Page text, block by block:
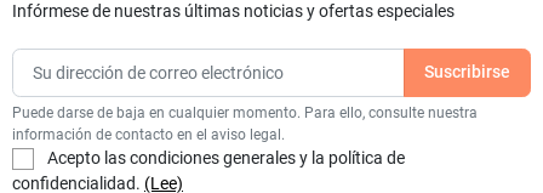
Infórmese de nuestras últimas noticias y ofertas especiales
Puede darse de baja en cualquier momento. Para ello, consulte nuestra
información de contacto en el aviso legal.
Acepto las condiciones generales y la política de
confidencialidad. (Lee)